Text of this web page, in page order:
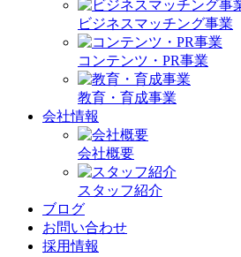
ビジネスマッチング事業
コンテンツ・PR事業
教育・育成事業
会社情報
会社概要
スタッフ紹介
ブログ
お問い合わせ
採用情報